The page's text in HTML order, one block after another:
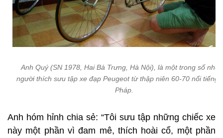
Anh Quý (SN 1978, Hai Bà Trưng, Hà Nội), là một trong số
người thích sưu tập xe đạp Peugeot từ thập niên 60-70 nổi tiếng
Pháp.
Anh hóm hỉnh chia sẻ: “Tôi sưu tập những chiếc xe
này một phần vì đam mê, thích hoài cổ, một phần